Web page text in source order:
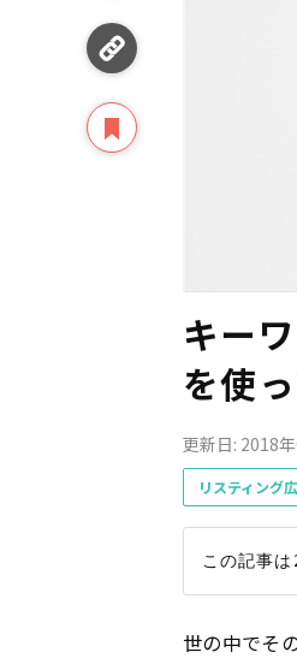
キー
を使
更新日: 2018
リスティング
世の中でそ